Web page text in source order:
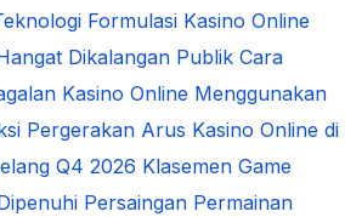
Formulasi Kasino Online
Dikalangan Publik Cara
Kasino Online Menggunakan
Pergerakan Arus Kasino Online di
Q4 2026 Klasemen Game
Persaingan Permainan